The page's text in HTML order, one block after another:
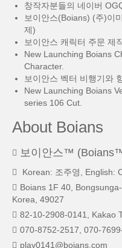
창작자분들의 네이버
보이안스(Boians) (주)이
제)
보이안스 캐릭터 주문 제
New Launching Boians
Character.
보이안스 벡터 비행기와
New Launching Boians
series 106 Cut.
About Boians
보이안스™
Korean: 조주영, English:
Boians 1F 40,
Korea, 49027
82-10-2908-0141, Kakao
070-8752-2517, 070-
play0141@boians.com